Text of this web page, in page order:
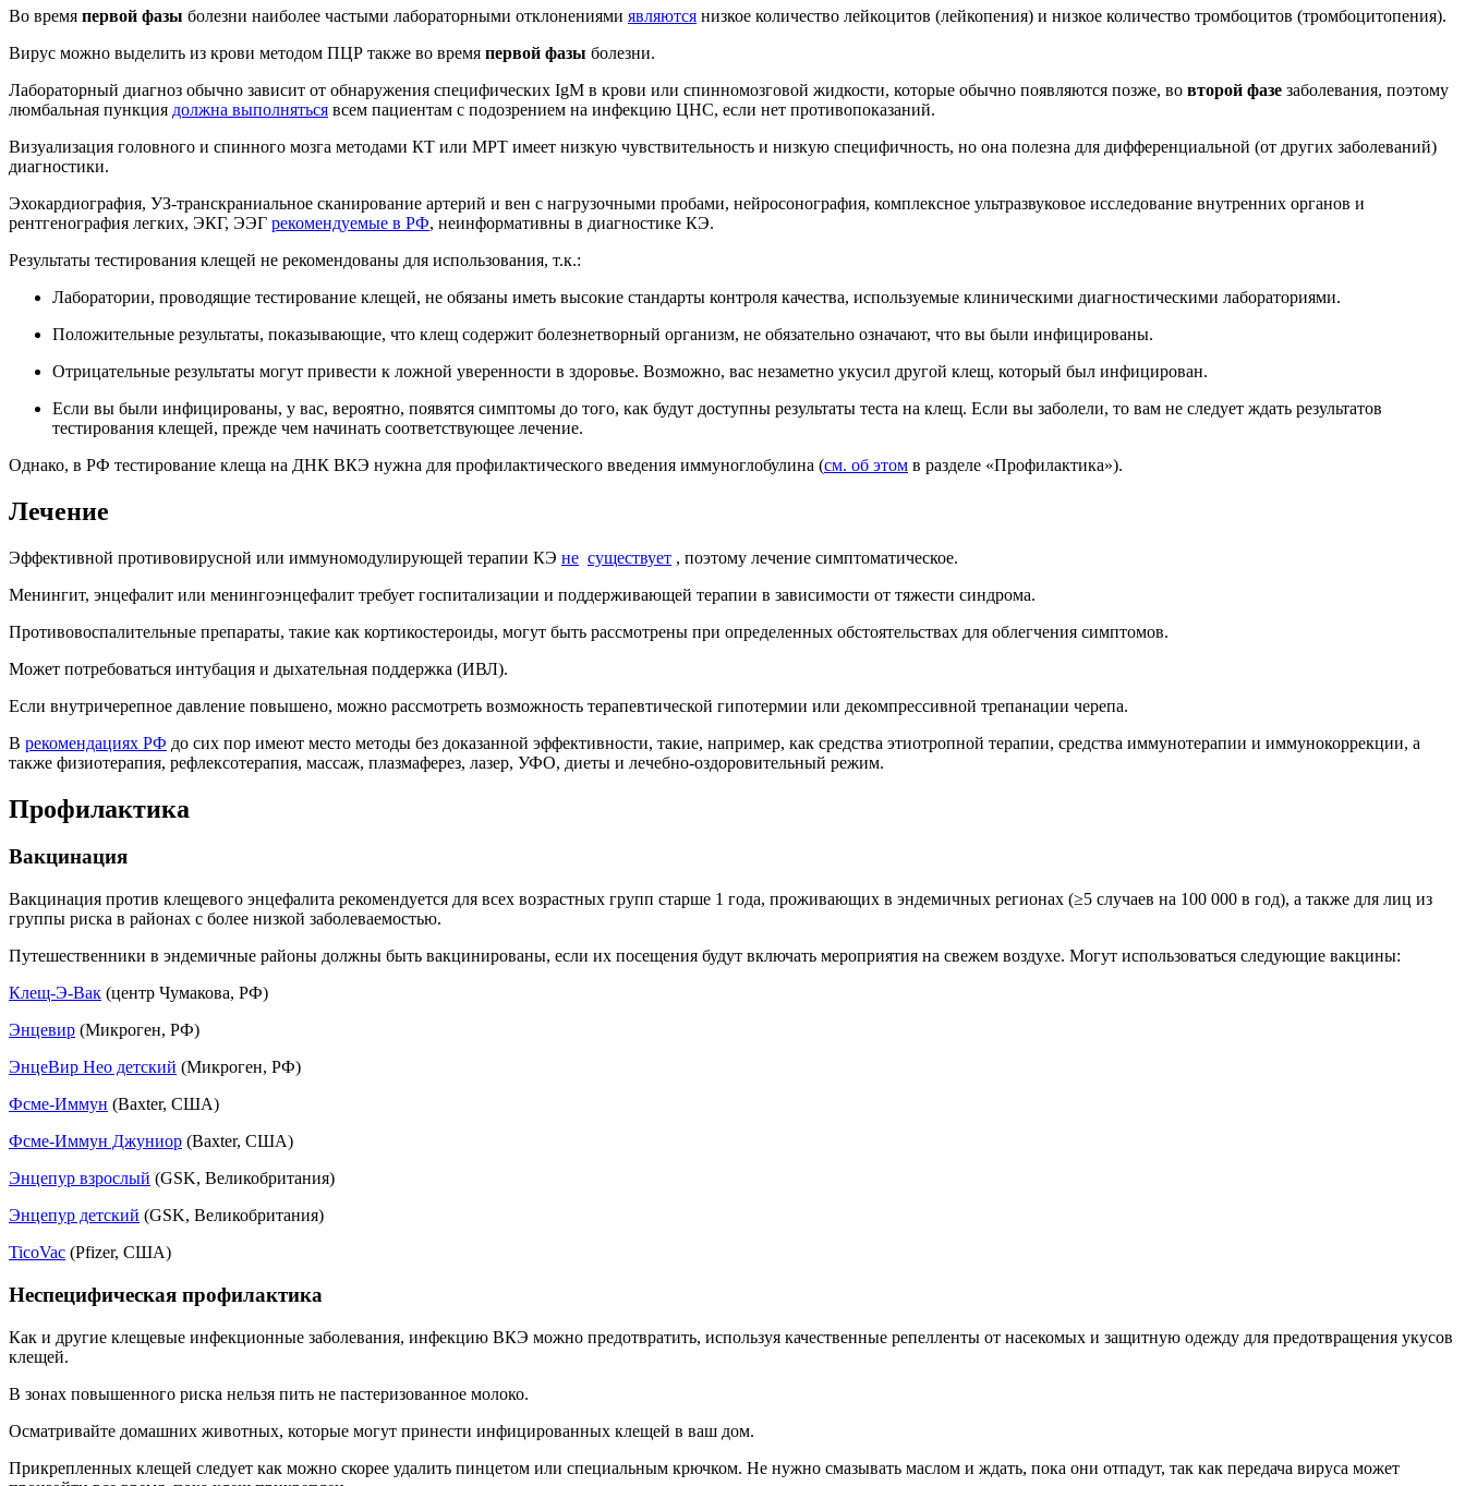
Во время первой фазы болезни наиболее частыми лабораторными отклонениями являются низкое количество лейкоцитов (лейкопения) и низкое количество тромбоцитов (тромбоцитопения).
Вирус можно выделить из крови методом ПЦР также во время первой фазы болезни.
Лабораторный диагноз обычно зависит от обнаружения специфических IgM в крови или спинномозговой жидкости, которые обычно появляются позже, во второй фазе заболевания, поэтому
люмбальная пункция должна выполняться всем пациентам с подозрением на инфекцию ЦНС, если нет противопоказаний.
Визуализация головного и спинного мозга методами КТ или МРТ имеет низкую чувствительность и низкую специфичность, но она полезна для дифференциальной (от других заболеваний)
диагностики.
Эхокардиография, УЗ-транскраниальное сканирование артерий и вен с нагрузочными пробами, нейросонография, комплексное ультразвуковое исследование внутренних органов и
рентгенография легких, ЭКГ, ЭЭГ рекомендуемые в РФ, неинформативны в диагностике КЭ.
Результаты тестирования клещей не рекомендованы для использования, т.к.:
Лаборатории, проводящие тестирование клещей, не обязаны иметь высокие стандарты контроля качества, используемые клиническими диагностическими лабораториями.
Положительные результаты, показывающие, что клещ содержит болезнетворный организм, не обязательно означают, что вы были инфицированы.
Отрицательные результаты могут привести к ложной уверенности в здоровье. Возможно, вас незаметно укусил другой клещ, который был инфицирован.
Если вы были инфицированы, у вас, вероятно, появятся симптомы до того, как будут доступны результаты теста на клещ. Если вы заболели, то вам не следует ждать результатов
тестирования клещей, прежде чем начинать соответствующее лечение.
Однако, в РФ тестирование клеща на ДНК ВКЭ нужна для профилактического введения иммуноглобулина (см. об этом в разделе «Профилактика»).
Лечение
Эффективной противовирусной или иммуномодулирующей терапии КЭ не существует , поэтому лечение симптоматическое.
Менингит, энцефалит или менингоэнцефалит требует госпитализации и поддерживающей терапии в зависимости от тяжести синдрома.
Противовоспалительные препараты, такие как кортикостероиды, могут быть рассмотрены при определенных обстоятельствах для облегчения симптомов.
Может потребоваться интубация и дыхательная поддержка (ИВЛ).
Если внутричерепное давление повышено, можно рассмотреть возможность терапевтической гипотермии или декомпрессивной трепанации черепа.
В рекомендациях РФ до сих пор имеют место методы без доказанной эффективности, такие, например, как средства этиотропной терапии, средства иммунотерапии и иммунокоррекции, а
также физиотерапия, рефлексотерапия, массаж, плазмаферез, лазер, УФО, диеты и лечебно-оздоровительный режим.
Профилактика
Вакцинация
Вакцинация против клещевого энцефалита рекомендуется для всех возрастных групп старше 1 года, проживающих в эндемичных регионах (≥5 случаев на 100 000 в год), а также для лиц из
группы риска в районах с более низкой заболеваемостью.
Путешественники в эндемичные районы должны быть вакцинированы, если их посещения будут включать мероприятия на свежем воздухе. Могут использоваться следующие вакцины:
Клещ-Э-Вак (центр Чумакова, РФ)
Энцевир (Микроген, РФ)
ЭнцеВир Нео детский (Микроген, РФ)
Фсме-Иммун (Baxter, США)
Фсме-Иммун Джуниор (Baxter, США)
Энцепур взрослый (GSK, Великобритания)
Энцепур детский (GSK, Великобритания)
TicoVac (Pfizer, США)
Неспецифическая профилактика
Как и другие клещевые инфекционные заболевания, инфекцию ВКЭ можно предотвратить, используя качественные репелленты от насекомых и защитную одежду для предотвращения укусов
клещей.
В зонах повышенного риска нельзя пить не пастеризованное молоко.
Осматривайте домашних животных, которые могут принести инфицированных клещей в ваш дом.
Прикрепленных клещей следует как можно скорее удалить пинцетом или специальным крючком. Не нужно смазывать маслом и ждать, пока они отпадут, так как передача вируса может